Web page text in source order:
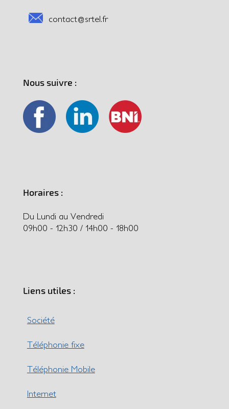
contact@srtel.fr
Nous suivre :
Horaires :
Du Lundi au Vendredi
09h00 - 12h30 / 14h00 - 18h00
Liens utiles :
Société
Téléphonie fixe
Téléphonie Mobile
Internet